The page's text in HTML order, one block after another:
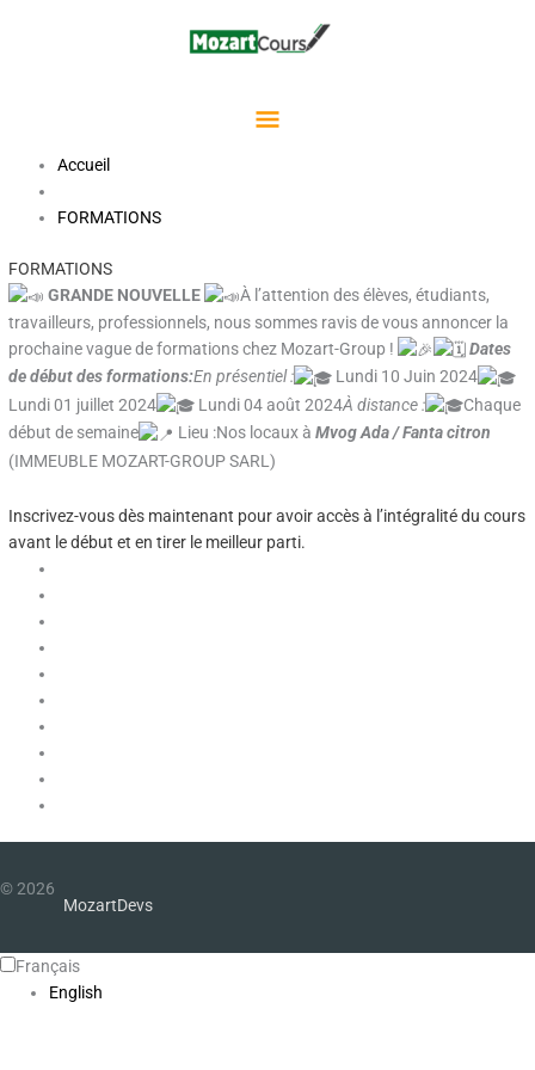
Menu
Accueil
FORMATIONS
FORMATIONS
GRANDE NOUVELLE
À l’attention des élèves, étudiants,
travailleurs, professionnels, nous sommes ravis de vous annoncer la
prochaine vague de formations chez Mozart-Group !
Dates
de début des formations:En présentiel :
Lundi 10 Juin 2024
Lundi 01 juillet 2024
Lundi 04 août 2024À distance :
Chaque
début de semaine
Lieu :Nos locaux àMvog Ada / Fanta citron
(IMMEUBLE MOZART-GROUP SARL)
Inscrivez-vous dès maintenant pour avoir accès à l’intégralité du cours
avant le début et en tirer le meilleur parti.
© 2026
MozartDevs
Français
English